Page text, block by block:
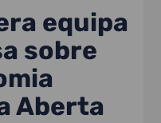
equipa
sobre
Aberta